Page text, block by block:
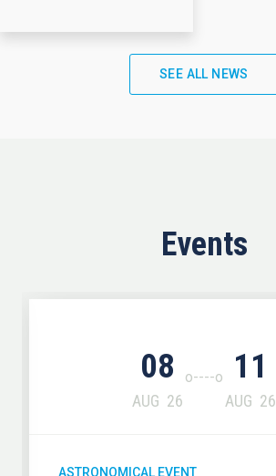
SEE ALL NEWS
Events
08
AUG 26
11
AUG 26
ASTRONOMICAL EVENT